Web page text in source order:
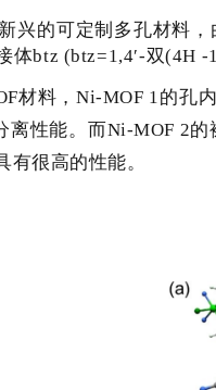
兴的可定制多孔材料
体btz (btz=1,4′-双(4H -
材料，Ni-MOF 1 的孔内
离性能。而Ni-MOF 2的
有很高的性能。